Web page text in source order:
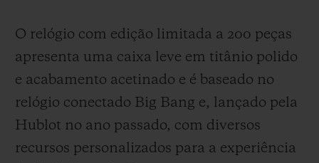
O relógio com edição limitada a 200 peças
apresenta uma caixa leve em titânio polido
e acabamento acetinado e é baseado no
relógio conectado Big Bang e, lançado pela
Hublot no ano passado, com diversos
recursos personalizados para a experiência